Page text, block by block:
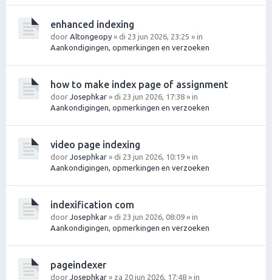
enhanced indexing
door Altongeopy » di 23 jun 2026, 23:25 » in
Aankondigingen, opmerkingen en verzoeken
how to make index page of assignment
door Josephkar » di 23 jun 2026, 17:38 » in
Aankondigingen, opmerkingen en verzoeken
video page indexing
door Josephkar » di 23 jun 2026, 10:19 » in
Aankondigingen, opmerkingen en verzoeken
indexification com
door Josephkar » di 23 jun 2026, 08:09 » in
Aankondigingen, opmerkingen en verzoeken
pageindexer
door Josephkar » za 20 jun 2026, 17:48 » in